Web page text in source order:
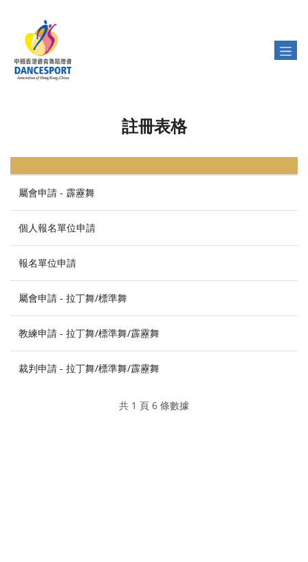
註冊表格
屬會申請 - 霹靂舞
個人報名單位申請
報名單位申請
屬會申請 - 拉丁舞/標準舞
教練申請 - 拉丁舞/標準舞/霹靂舞
裁判申請 - 拉丁舞/標準舞/霹靂舞
共 1 頁 6 條數據